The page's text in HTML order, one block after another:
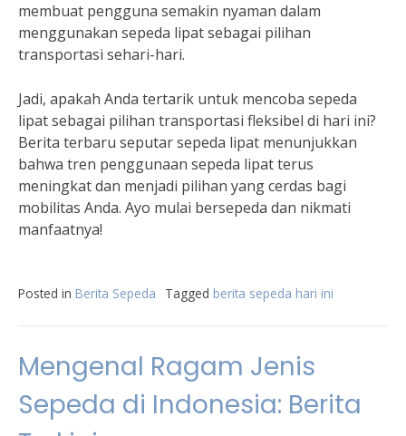
membuat pengguna semakin nyaman dalam
menggunakan sepeda lipat sebagai pilihan
transportasi sehari-hari.
Jadi, apakah Anda tertarik untuk mencoba sepeda
lipat sebagai pilihan transportasi fleksibel di hari ini?
Berita terbaru seputar sepeda lipat menunjukkan
bahwa tren penggunaan sepeda lipat terus
meningkat dan menjadi pilihan yang cerdas bagi
mobilitas Anda. Ayo mulai bersepeda dan nikmati
manfaatnya!
Posted in Berita Sepeda Tagged berita sepeda hari ini
Mengenal Ragam Jenis
Sepeda di Indonesia: Berita